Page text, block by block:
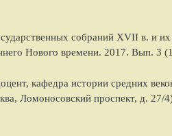
собраний XVII в. и
Нового времени. 2017. Вып. 3
кафедра истории средних
Ломоносовский проспект, д. 27/4